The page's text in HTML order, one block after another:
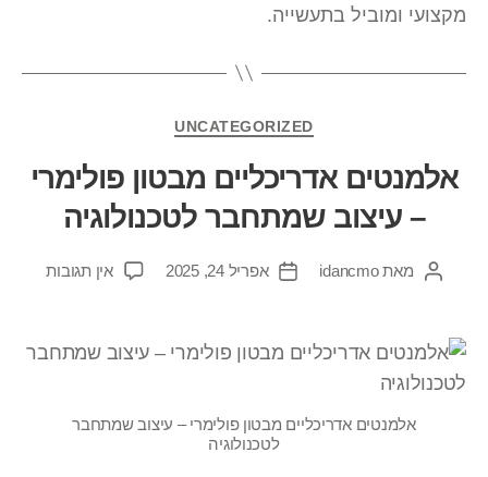
מקצועי ומוביל בתעשייה.
UNCATEGORIZED
אלמנטים אדריכליים מבטון פולימרי
– עיצוב שמתחבר לטכנולוגיה
מאתidancmo אפריל 24, 2025 אין תגובות
אלמנטים אדריכליים מבטון פולימרי – עיצוב שמתחבר
לטכנולוגיה